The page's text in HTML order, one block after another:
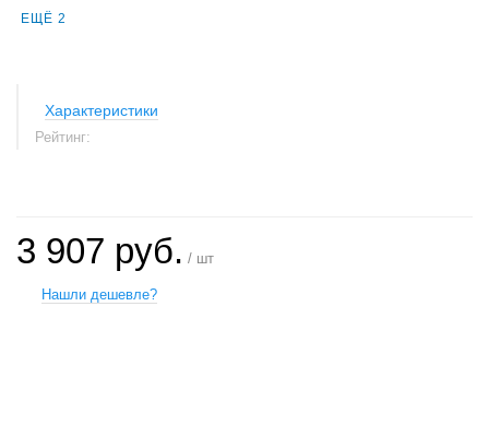
ЕЩЁ 2
Характеристики
Рейтинг:
3 907 руб. / шт
Нашли дешевле?